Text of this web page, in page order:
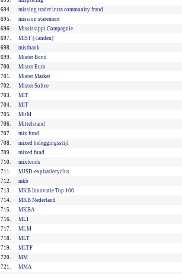
694.
missing trader intra community fraud
695.
mission statement
696.
Mississippi Compagnie
697.
MIST (-landen)
698.
mistbank
699.
Mister Bond
700.
Mister Euro
701.
Mister Market
702.
Mister Softee
703.
MIT
704.
MIT
705.
MitM
706.
Mittelstand
707.
mix fund
708.
mixed beleggingsstijl
709.
mixed fund
710.
mixfonds
711.
MJSD-expiratiecyclus
712.
mkb
713.
MKB Innovatie Top 100
714.
MKB Nederland
715.
MKBA
716.
MLI
717.
MLM
718.
MLT
719.
MLTF
720.
MM
721.
MMA